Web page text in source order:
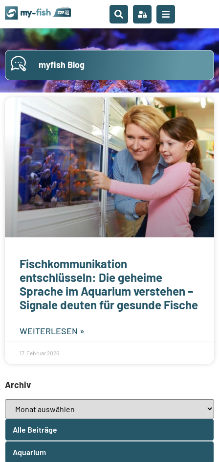
myfish Blog
Fischkommunikation
entschlüsseln: Die geheime
Sprache im Aquarium verstehen –
Signale deuten für gesunde Fische
WEITERLESEN »
17. Februar 2026
Archiv
Alle Beiträge
Aquarium